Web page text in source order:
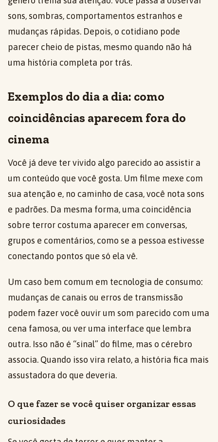
sons, sombras, comportamentos estranhos e
mudanças rápidas. Depois, o cotidiano pode
parecer cheio de pistas, mesmo quando não há
uma história completa por trás.
Exemplos do dia a dia: como
coincidências aparecem fora do
cinema
Você já deve ter vivido algo parecido ao assistir a
um conteúdo que você gosta. Um filme mexe com
sua atenção e, no caminho de casa, você nota sons
e padrões. Da mesma forma, uma coincidência
sobre terror costuma aparecer em conversas,
grupos e comentários, como se a pessoa estivesse
conectando pontos que só ela vê.
Um caso bem comum em tecnologia de consumo:
mudanças de canais ou erros de transmissão
podem fazer você ouvir um som parecido com uma
cena famosa, ou ver uma interface que lembra
outra. Isso não é “sinal” do filme, mas o cérebro
associa. Quando isso vira relato, a história fica mais
assustadora do que deveria.
O que fazer se você quiser organizar essas
curiosidades